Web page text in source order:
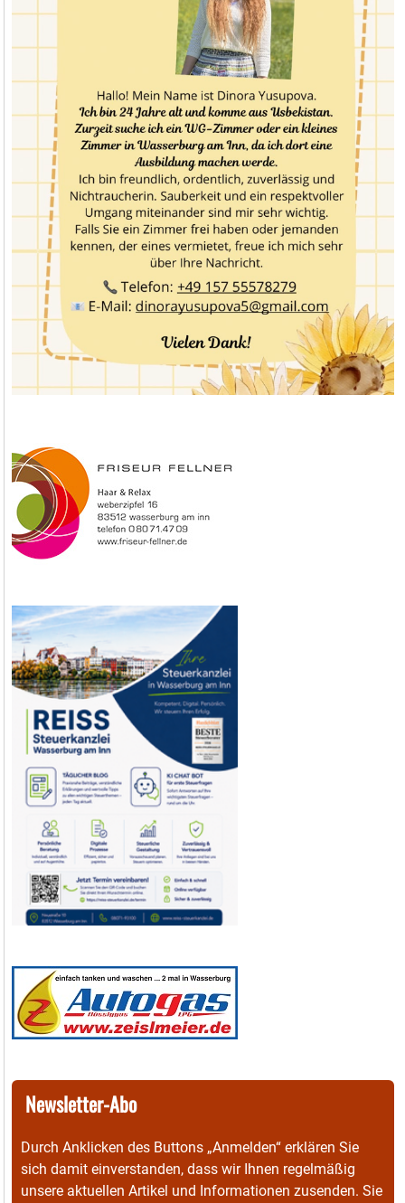
Newsletter-Abo
Durch Anklicken des Buttons „Anmelden“ erklären Sie
sich damit einverstanden, dass wir Ihnen regelmäßig
unsere aktuellen Artikel und Informationen zusenden. Sie